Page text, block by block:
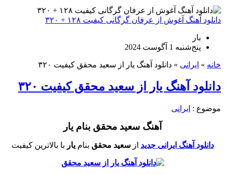
دانلود آهنگ آغوش از عرفان گرگانی کیفیت ۱۲۸ + ۳۲۰
بار
پنج‌شنبه 1 آگوست 2024
خانه » ایرانی » دانلود آهنگ یار از سعید محقق کیفیت ۳۲۰
دانلود آهنگ یار از سعید محقق کیفیت ۳۲۰
موضوع : ایرانی
آهنگ سعید محقق بنام یار
دانلود آهنگ ایرانی جدید ازسعید محقق بنامیار با بالاترین کیفیت